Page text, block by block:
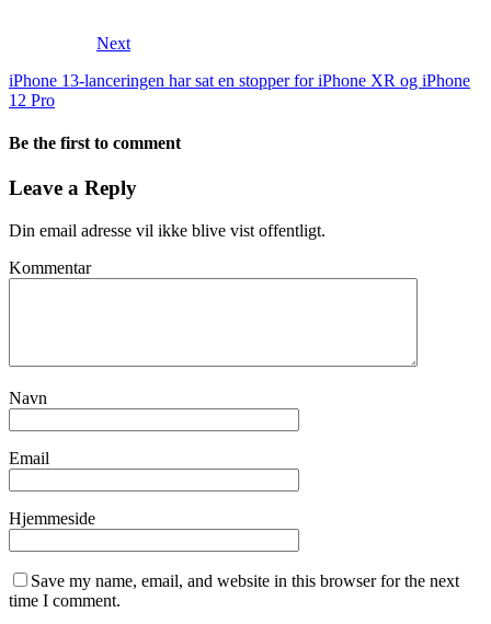
Next
iPhone 13-lanceringen har sat en stopper for iPhone XR og iPhone
12 Pro
Be the first to comment
Leave a Reply
Din email adresse vil ikke blive vist offentligt.
Kommentar
Navn
Email
Hjemmeside
Save my name, email, and website in this browser for the next
time I comment.